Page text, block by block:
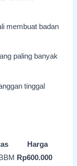
membuat badan
paling banyak
tinggal
Harga
Rp600.000